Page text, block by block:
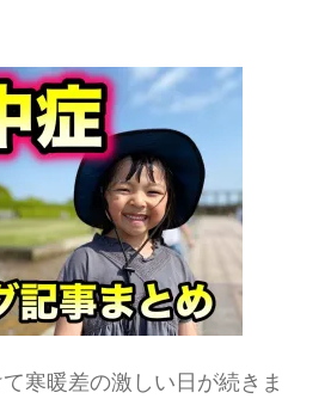
寒暖差の激しい日が続きま